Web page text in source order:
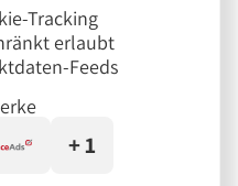
Tracking
erlaubt
Feeds
+ 1